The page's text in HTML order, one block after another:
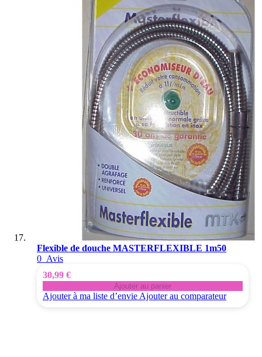
Flexible de douche MASTERFLEXIBLE 1m50
0 Avis
30,99 €
Ajouter au panier
Ajouter à ma liste d’envie Ajouter au comparateur